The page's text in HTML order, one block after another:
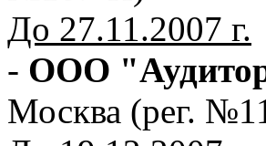
До 27.11.2007 г.
- ООО
Москва (рег.